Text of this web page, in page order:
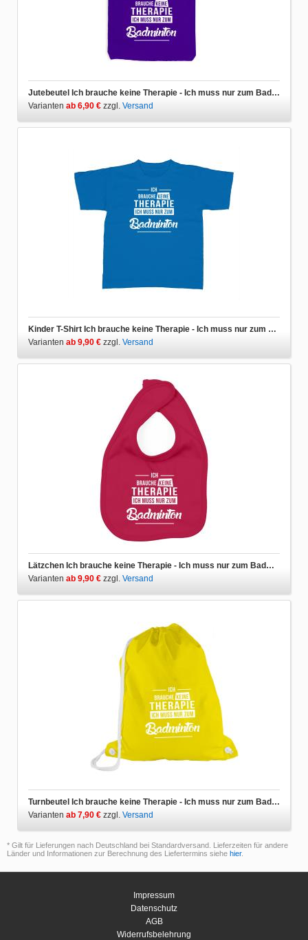
Jutebeutel Ich brauche keine Therapie - Ich muss nur zum Badminton
Varianten ab 6,90 € zzgl. Versand
Kinder T-Shirt Ich brauche keine Therapie - Ich muss nur zum Badminton
Varianten ab 9,90 € zzgl. Versand
Lätzchen Ich brauche keine Therapie - Ich muss nur zum Badminton
Varianten ab 9,90 € zzgl. Versand
Turnbeutel Ich brauche keine Therapie - Ich muss nur zum Badminton
Varianten ab 7,90 € zzgl. Versand
* Gilt für Lieferungen nach Deutschland bei Standardversand. Lieferzeiten für andere
Länder und Informationen zur Berechnung des Liefertermins siehe hier.
Impressum
Datenschutz
AGB
Widerrufsbelehrung